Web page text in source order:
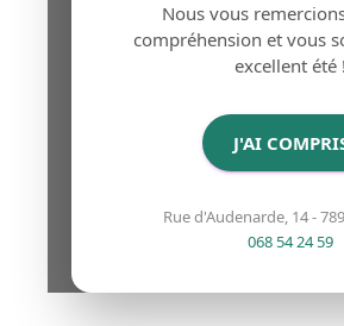
Nous vous
compréhension et vous
excellent été !
J'AI
Rue d'Audenarde, 14 -
068 54 24 59